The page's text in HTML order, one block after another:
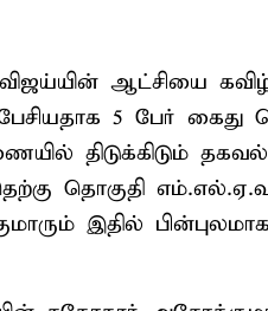
ஆட்சியை
5 பேர் கைது
திடுக்கிடும்
தொகுதி
இதில்